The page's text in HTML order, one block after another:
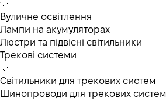
Вуличне освітлення
Лампи на акумуляторах
Люстри та підвісні світильники
Трекові системи
Світильники для трекових систем
Шинопроводи для трекових систем